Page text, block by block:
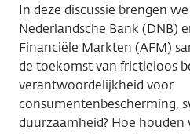
In deze discussie brengen
Nederlandsche Bank (DNB)
Financiële Markten (AFM)
de toekomst van frictieloos
verantwoordelijkheid voor
consumentenbescherming,
duurzaamheid? Hoe